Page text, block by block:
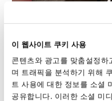
이 웹사이트 쿠키 사용
콘텐츠와 광고를 맞춤설정
며 트래픽을 분석하기 위해
트 사용에 대한 정보를 소셜
공유합니다. 이러한 소셜 미